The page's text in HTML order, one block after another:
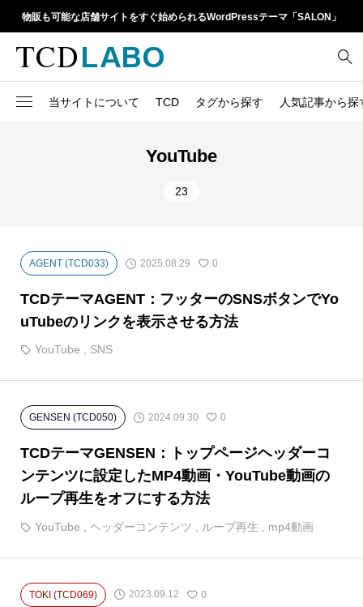
物販も可能な店舗サイトをすぐ始められるWordPressテーマ「SALON」
当サイトについて TCD タグから探す 人気記事から探
13
h1
meta description 21
meta title
ラグイン
Webフォント
よくあるご質問
YouTube
23
AGENT (TCD033) 2025.08.29 0
TCDテーマAGENT：フッターのSNSボタンでYo
uTubeのリンクを表示させる方法
YouTube , SNS
GENSEN (TCD050) 2024.09.30 0
TCDテーマGENSEN：トップページヘッダーコ
ンテンツに設定したMP4動画・YouTube動画の
ループ再生をオフにする方法
YouTube ヘッダーコンテンツ ループ再生 mp4動画
TOKI (TCD069) 2023.09.12 0